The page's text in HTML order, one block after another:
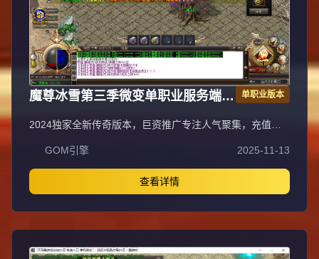
魔尊冰雪第三季微变单职业服务端
GOM引擎
单职业版本
2024独家全新传奇版本，巨资推广专注人气聚集，充值比
（10:30/13:30/16:30/19:30/22:30），新区火爆人气爆棚。
全装备怪物爆率无保留，物品来源完全透明，公平爆装系
统；重金定制GK反外挂系统，全面封禁外挂/加速/辅助，打
造绿色公平环境。每日五区连开人气霸屏，次日合区第三天
统一攻沙，激情PK体验。装备全靠野外爆出无商城售卖，
优惠不卖装备，公平无黑幕；防盗提示：不设二级密码保护
GOM引擎 2025-11-13
查看详情